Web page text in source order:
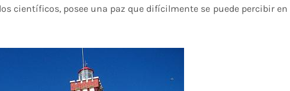
científicos, posee una paz que difícilmente se puede percibir